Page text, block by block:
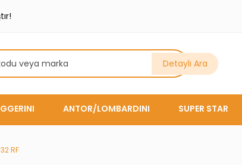
Detaylı Ara
ANTOR/LOMBARDINI SUPER STAR
RF